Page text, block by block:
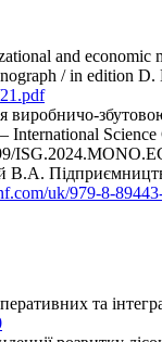
and economic
/ in edition
uk/979-8-
та